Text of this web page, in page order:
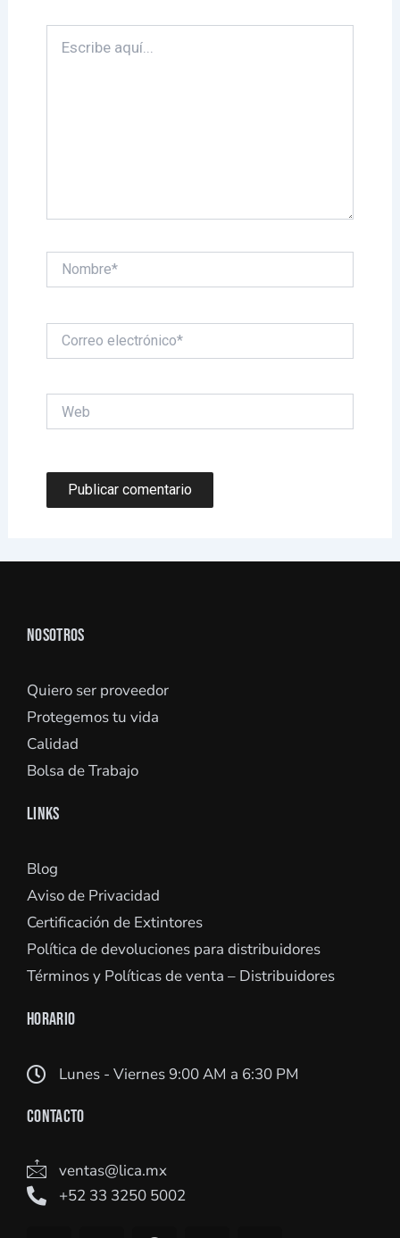
aquí...
electrónico*
NOSOTROS
Quiero ser proveedor
Protegemos tu vida
Calidad
Bolsa de Trabajo
LINKS
Blog
Aviso de Privacidad
Certificación de Extintores
Política de devoluciones para distribuidores
Términos y Políticas de venta – Distribuidores
HORARIO
Lunes - Viernes 9:00 AM a 6:30 PM
CONTACTO
ventas@lica.mx
+52 33 3250 5002